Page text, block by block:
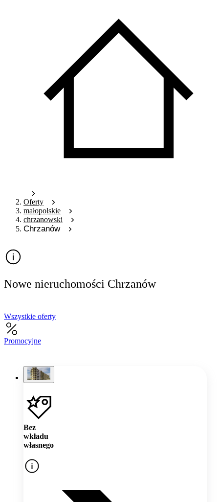
Oferty
małopolskie
chrzanowski
Chrzanów
Nowe nieruchomości Chrzanów
Wszystkie oferty
Promocyjne
Bez
wkładu
własnego